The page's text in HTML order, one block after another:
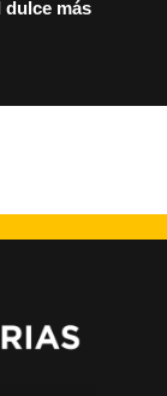
dulce más